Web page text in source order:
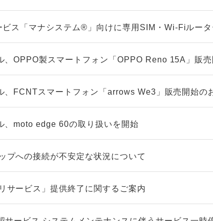
ス「マナシステム®」向けに専用SIM・Wi-Fiルー
、OPPO製スマートフォン「OPPO Reno 15A」販
、FCNTスマートフォン「arrows We3」販売開始の
、moto edge 60の取り扱いを開始
プへの接続が不安定な状況について
サービス」提供終了に関するご案内